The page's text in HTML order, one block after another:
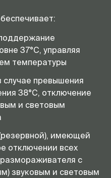
37°С, управляя
температуры
случае превышения
38°С, отключение
и световым
имеющей
отключении всех
с
звуковым и световым